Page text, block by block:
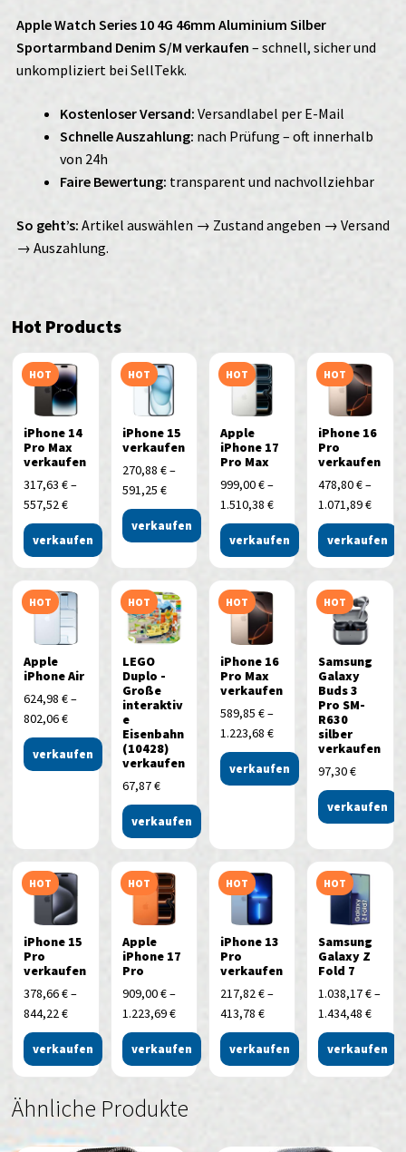
Apple Watch Series 10 4G 46mm Aluminium Silber
Sportarmband Denim S/M verkaufen – schnell, sicher und
unkompliziert bei SellTekk.
Kostenloser Versand: Versandlabel per E-Mail
Schnelle Auszahlung: nach Prüfung – oft innerhalb
von 24h
Faire Bewertung: transparent und nachvollziehbar
So geht’s: Artikel auswählen → Zustand angeben → Versand
→ Auszahlung.
Hot Products
HOT
iPhone 14
Pro Max
verkaufen
317,63€–
557,52€
verkaufen
HOT
iPhone 15
verkaufen
270,88 €–
591,25 €
verkaufen
HOT
Apple
iPhone 17
Pro Max
999,00€–
1.510,38 €
verkaufen
HOT
iPhone 16
Pro
verkaufen
478,80€–
1.071,89€
verkaufen
HOT
Apple
iPhone Air
624,98€–
802,06€
verkaufen
HOT
LEGO
Duplo -
Große
interaktiv
e
Eisenbahn
(10428)
verkaufen
67,87€
verkaufen
HOT
iPhone 16
Pro Max
verkaufen
589,85 €–
1.223,68 €
verkaufen
HOT
Samsung
Galaxy
Buds 3
Pro SM-
R630
silber
verkaufen
97,30€
verkaufen
HOT
iPhone 15
Pro
verkaufen
378,66€–
844,22€
verkaufen
HOT
Apple
iPhone 17
Pro
909,00€–
1.223,69€
verkaufen
HOT
iPhone 13
Pro
verkaufen
217,82€–
413,78 €
verkaufen
HOT
Samsung
Galaxy Z
Fold 7
1.038,17€–
1.434,48€
verkaufen
Ähnliche Produkte